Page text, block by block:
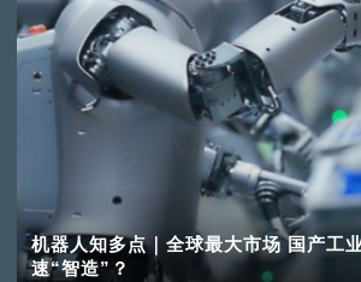
机器人知多点｜全球最大市场 国产工
速“智造”？